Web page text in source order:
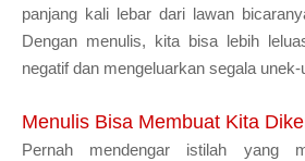
panjang kali lebar dari lawan
Dengan menulis, kita bisa lebih
negatif dan mengeluarkan segala unek-
Menulis Bisa Membuat Kita
Pernah mendengar istilah yang